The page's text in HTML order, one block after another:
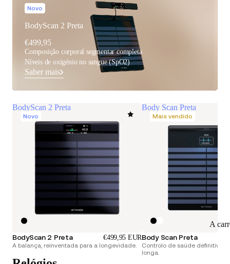
A
Novo
BodyScan 2 Preta
€499,95
Composição corporal segmentar completa
Níveis de oxigénio no sangue (SpO2)
Saber mais
BodyScan 2 Preta
Novo
BodyScan 2 Preta €499,95 EUR
A balança, reinventada para a longevidade.
Body Scan Preta
Mais vendido
Body Scan Preta
Controlo de saúde definitivo.
longa.